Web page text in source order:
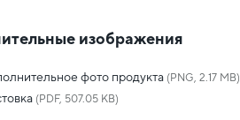
изображения
фото продукта (PNG, 2.17 MB)
(PDF, 507.05 KB)